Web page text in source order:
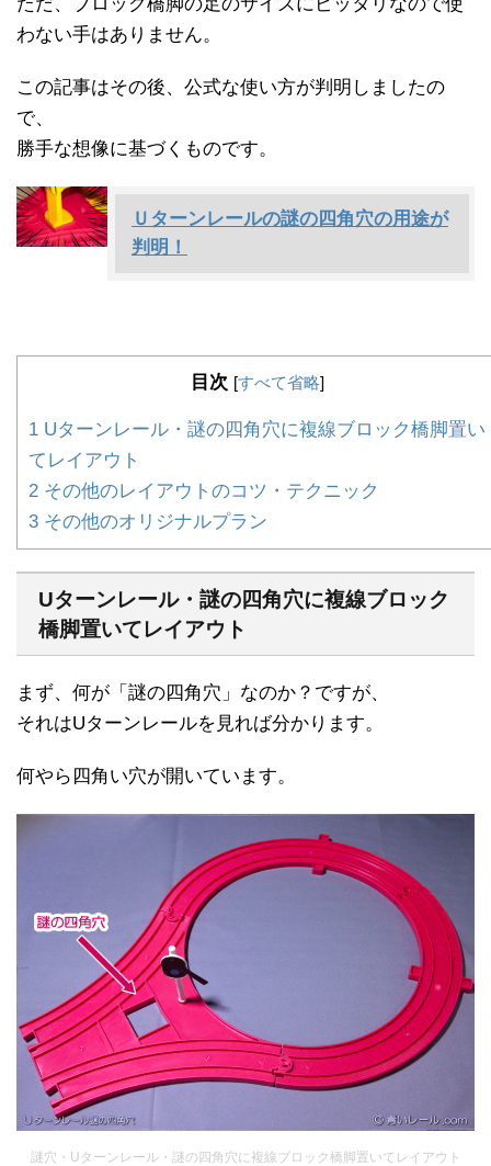
わない手はありません。
この記事はその後、公式な使い方が判明しましたの
で、
勝手な想像に基づくものです。
Ｕターンレールの謎の四角穴の用途が
判明！
目次 [すべて省略]
1 Uターンレール・謎の四角穴に複線ブロック橋脚置い
てレイアウト
2 その他のレイアウトのコツ・テクニック
3 その他のオリジナルプラン
Uターンレール・謎の四角穴に複線ブロック
橋脚置いてレイアウト
まず、何が「謎の四角穴」なのか？ですが、
それはUターンレールを見れば分かります。
何やら四角い穴が開いています。
謎穴・Uターンレール・謎の四角穴に複線ブロック橋脚置いてレイアウト